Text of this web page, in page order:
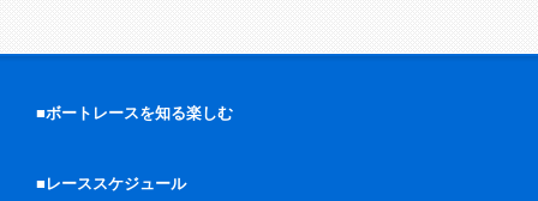
■ボートレースを知る楽しむ
■レーススケジュール